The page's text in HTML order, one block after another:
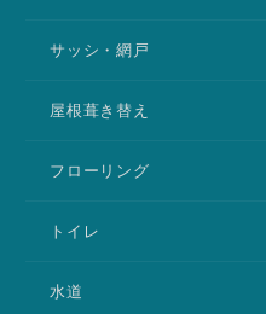
サッシ・網戸
屋根葺き替え
フローリング
トイレ
水道